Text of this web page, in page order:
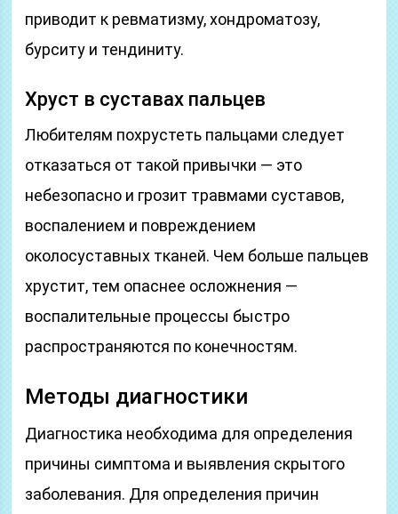
приводит к ревматизму, хондроматозу,
бурситу и тендиниту.
Хруст в суставах пальцев
Любителям похрустеть пальцами следует
отказаться от такой привычки — это
небезопасно и грозит травмами суставов,
воспалением и повреждением
околосуставных тканей. Чем больше пальцев
хрустит, тем опаснее осложнения —
воспалительные процессы быстро
распространяются по конечностям.
Методы диагностики
Диагностика необходима для определения
причины симптома и выявления скрытого
заболевания. Для определения причин